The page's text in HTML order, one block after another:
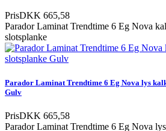
PrisDKK 665,58
Parador Laminat Trendtime 6 Eg Nova
slotsplanke
Parador Laminat Trendtime 6 Eg Nova lys
Gulv
PrisDKK 665,58
Parador Laminat Trendtime 6 Eg Nova